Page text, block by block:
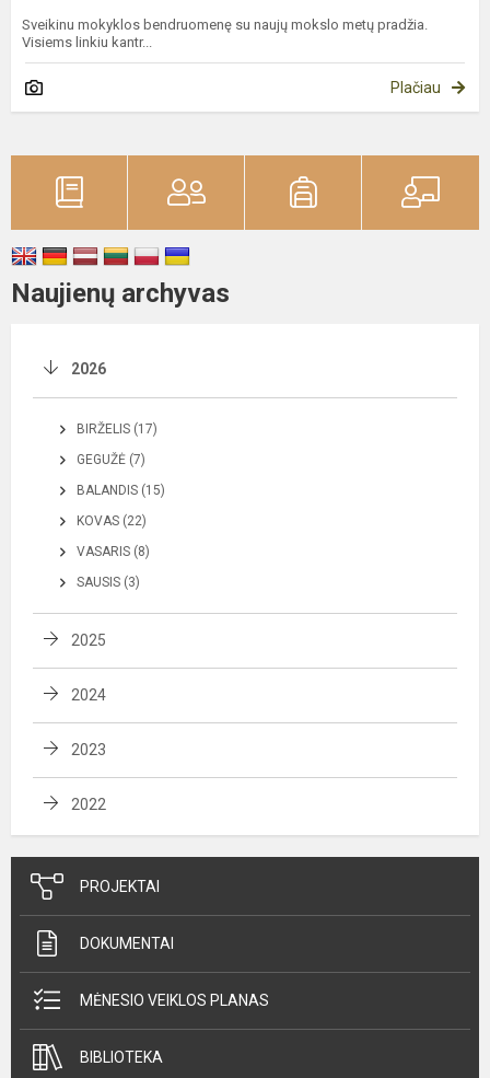
Sveikinu mokyklos bendruomenę su naujų mokslo metų pradžia.
Visiems linkiu kantr...
Plačiau
Naujienų archyvas
2026
BIRŽELIS (17)
GEGUŽĖ (7)
BALANDIS (15)
KOVAS (22)
VASARIS (8)
SAUSIS (3)
2025
2024
2023
2022
PROJEKTAI
DOKUMENTAI
MĖNESIO VEIKLOS PLANAS
BIBLIOTEKA